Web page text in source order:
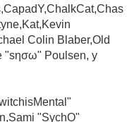
Colin Blaber,Old
"sησω" Poulsen, y
"SychO"